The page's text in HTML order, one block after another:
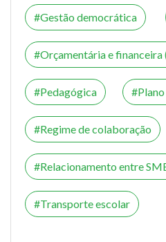
Gestão democrática
Orçamentária e financeira
Pedagógica
Regime de colaboração
Relacionamento entre
Transporte escolar